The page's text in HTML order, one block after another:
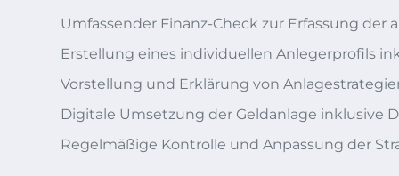
Umfassender Finanz-Check zur Erfassung der
Erstellung eines individuellen Anlegerprofils
Vorstellung und Erklärung von
Digitale Umsetzung der Geldanlage inklusive
Regelmäßige Kontrolle und Anpassung der